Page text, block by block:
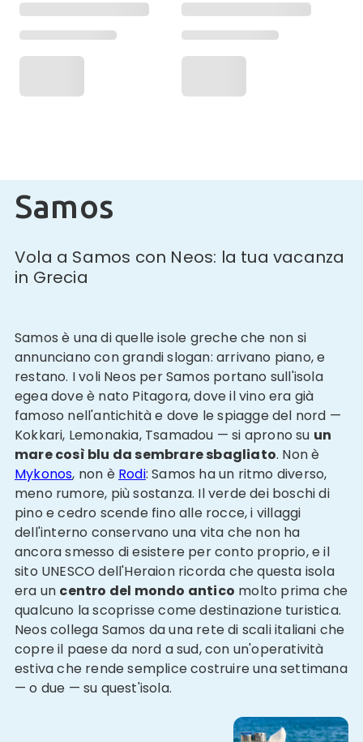
Samos
Vola a Samos con Neos: la tua vacanza
in Grecia
Samos è una di quelle isole greche che non si
annunciano con grandi slogan: arrivano piano, e
restano. I voli Neos per Samos portano sull'isola
egea dove è nato Pitagora, dove il vino era già
famoso nell'antichità e dove le spiagge del nord —
Kokkari, Lemonakia, Tsamadou — si aprono su un
mare così blu da sembrare sbagliato. Non è
Mykonos, non è Rodi: Samos ha un ritmo diverso,
meno rumore, più sostanza. Il verde dei boschi di
pino e cedro scende fino alle rocce, i villaggi
dell'interno conservano una vita che non ha
ancora smesso di esistere per conto proprio, e il
sito UNESCO dell'Heraion ricorda che questa isola
era un centro del mondo antico molto prima che
qualcuno la scoprisse come destinazione turistica.
Neos collega Samos da una rete di scali italiani che
copre il paese da nord a sud, con un'operatività
estiva che rende semplice costruire una settimana
— o due — su quest'isola.